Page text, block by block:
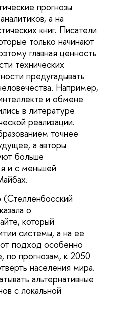
прогнозы
а на
книг. Писатели
только начинают
главная ценность
технических
предугадывать
Например,
и обмене
в литературе
реализации.
точнее
а авторы
больше
и с меньшей
(Стелленбосский
о
который
системы, а на ее
подход особенно
по прогнозам, к 2050
населения мира.
альтернативные
с локальной